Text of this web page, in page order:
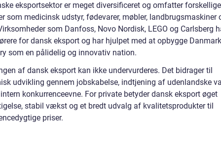
eksportsektor er meget diversificeret og omfatter forskellige
som medicinsk udstyr, fødevarer, møbler, landbrugsmaskiner
som Danfoss, Novo Nordisk, LEGO og Carlsberg
for dansk eksport og har hjulpet med at opbygge
som en pålidelig og innovativ nation.
af dansk eksport kan ikke undervurderes. Det bidrager til
udvikling gennem jobskabelse, indtjening af udenlandske
konkurrenceevne. For private betyder dansk eksport øget
stabil vækst og et bredt udvalg af kvalitetsprodukter til
priser.